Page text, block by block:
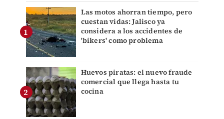
Las motos ahorran tiempo, pero
cuestan vidas: Jalisco ya
considera a los accidentes de
'bikers' como problema
Huevos piratas: el nuevo fraude
comercial que llega hasta tu
cocina